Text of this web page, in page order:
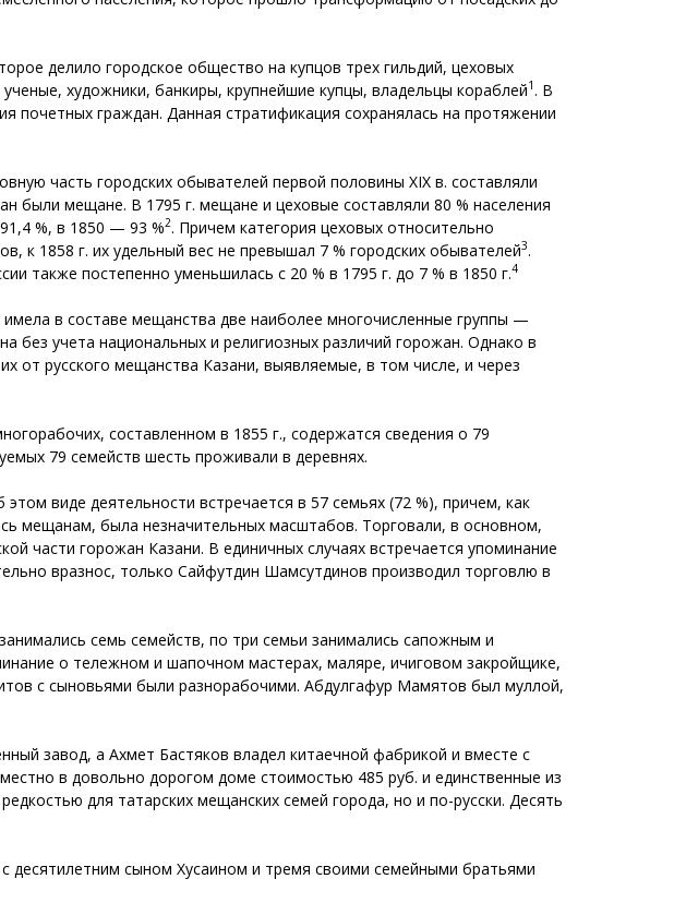
делило городское общество на купцов трех гильдий, цеховых
художники, банкиры, крупнейшие купцы, владельцы кораблей1 . В
почетных граждан. Данная стратификация сохранялась на протяжении
часть городских обывателей первой половины XIX в. составляли
были мещане. В 1795 г. мещане и цеховые составляли 80 % населения
%, в 1850 — 93 %2. Причем категория цеховых относительно
к 1858 г. их удельный вес не превышал 7 % городских обывателей3.
также постепенно уменьшилась с 20 % в 1795 г. до 7 % в 1850 г.4
в составе мещанства две наиболее многочисленные группы —
без учета национальных и религиозных различий горожан. Однако в
от русского мещанства Казани, выявляемые, в том числе, и через
составленном в 1855 г., содержатся сведения о 79
79 семейств шесть проживали в деревнях.
виде деятельности встречается в 57 семьях (72 %), причем, как
мещанам, была незначительных масштабов. Торговали, в основном,
части горожан Казани. В единичных случаях встречается упоминание
вразнос, только Сайфутдин Шамсутдинов производил торговлю в
семь семейств, по три семьи занимались сапожным и
о тележном и шапочном мастерах, маляре, ичиговом закройщике,
с сыновьями были разнорабочими. Абдулгафур Мамятов был муллой,
завод, а Ахмет Бастяков владел китаечной фабрикой и вместе с
в довольно дорогом доме стоимостью 485 руб. и единственные из
для татарских мещанских семей города, но и по-русски. Десять
десятилетним сыном Хусаином и тремя своими семейными братьями